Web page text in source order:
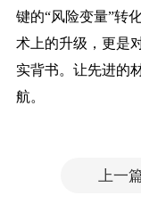
键的“风险变量”转
术上的升级，更是
实背书。让先进的
航。
上一